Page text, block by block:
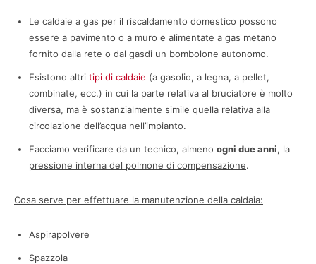
Le caldaie a gas per il riscaldamento domestico possono
essere a pavimento o a muro e alimentate a gas metano
fornito dalla rete o dal gasdi un bombolone autonomo.
Esistono altri tipi di caldaie (a gasolio, a legna, a pellet,
combinate, ecc.) in cui la parte relativa al bruciatore è molto
diversa, ma è sostanzialmente simile quella relativa alla
circolazione dell’acqua nell’impianto.
Facciamo verificare da un tecnico, almeno ogni due anni, la
pressione interna del polmone di compensazione.
Cosa serve per effettuare la manutenzione della caldaia:
Aspirapolvere
Spazzola